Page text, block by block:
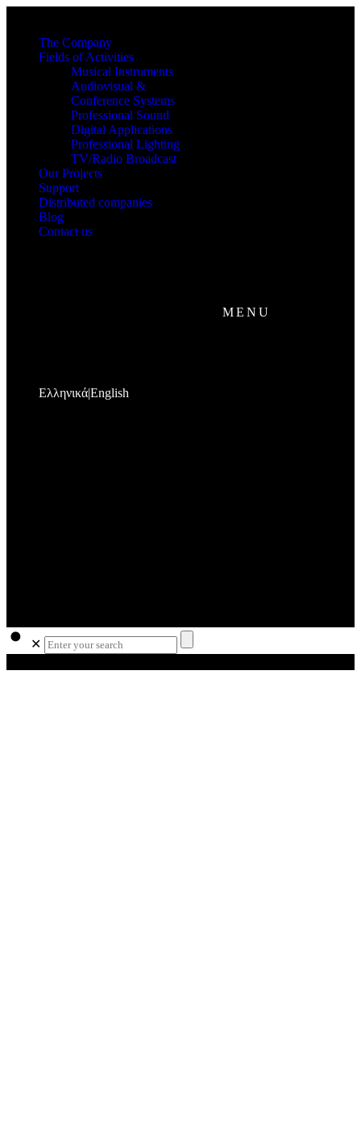
The Company
Fields of Activities
Musical Instruments
Audiovisual &
Conference Systems
Professional Sound
Digital Applications
Professional Lighting
TV/Radio Broadcast
Our Projects
Support
Distributed companies
Blog
Contact us
MENU
ΕλληνικάEnglish
✕